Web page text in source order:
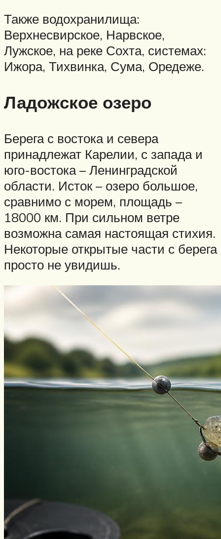
Также водохранилища:
Верхнесвирское, Нарвское,
Лужское, на реке Сохта, системах:
Ижора, Тихвинка, Сума, Оредеже.
Ладожское озеро
Берега с востока и севера
принадлежат Карелии, с запада и
юго-востока – Ленинградской
области. Исток – озеро большое,
сравнимо с морем, площадь –
18000 км. При сильном ветре
возможна самая настоящая стихия.
Некоторые открытые части с берега
просто не увидишь.